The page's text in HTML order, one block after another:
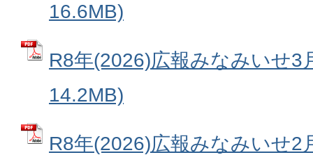
16.6MB)
R8年(2026)広報みなみいせ3
14.2MB)
R8年(2026)広報みなみいせ2